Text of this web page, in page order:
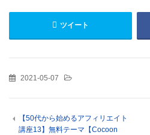
ツイート
2021-05-07
【50代から始めるアフィリエイト
講座13】無料テーマ【Cocoon